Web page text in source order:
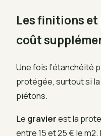
Les finitions
coût
Une fois l’étanchéité
protégée, surtout si
piétons.
Le gravierest la
entre 15 et 25 € le